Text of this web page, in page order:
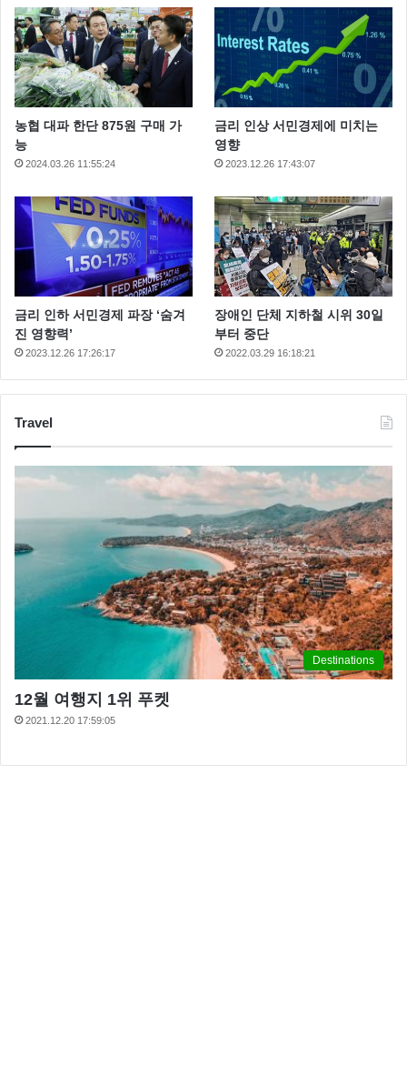
농협 대파 한단 875원 구매 가
능
2024.03.26 11:55:24
금리 인상 서민경제에 미치는
영향
2023.12.26 17:43:07
금리 인하 서민경제 파장 ‘숨겨
진 영향력’
2023.12.26 17:26:17
장애인 단체 지하철 시위 30일
부터 중단
2022.03.29 16:18:21
Travel
Destinations
12월 여행지 1위 푸켓
2021.12.20 17:59:05